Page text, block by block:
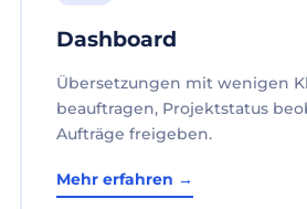
Dashboard
Übersetzungen mit wenigen
beauftragen, Projektstatus
Aufträge freigeben.
Mehr erfahren →